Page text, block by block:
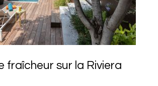
fraîcheur sur la Riviera